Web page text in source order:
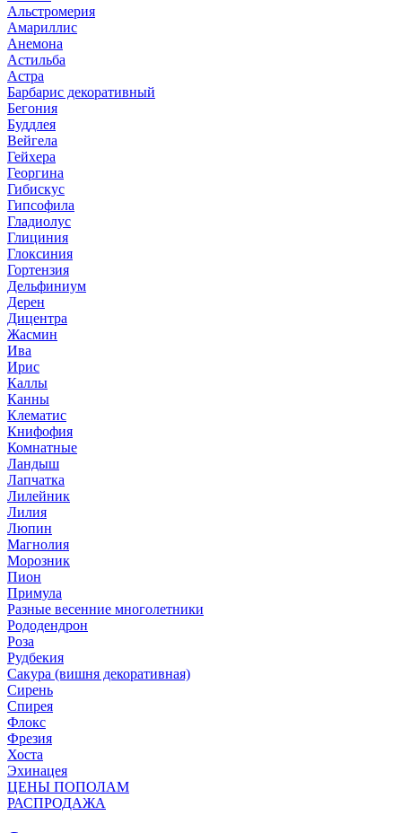
Альстромерия
Амариллис
Анемона
Астильба
Астра
Барбарис декоративный
Бегония
Буддлея
Вейгела
Гейхера
Георгина
Гибискус
Гипсофила
Гладиолус
Глициния
Глоксиния
Гортензия
Дельфиниум
Дерен
Дицентра
Жасмин
Ива
Ирис
Каллы
Канны
Клематис
Книфофия
Комнатные
Ландыш
Лапчатка
Лилейник
Лилия
Люпин
Магнолия
Морозник
Пион
Примула
Разные весенние многолетники
Рододендрон
Роза
Рудбекия
Сакура (вишня декоративная)
Сирень
Спирея
Флокс
Фрезия
Хоста
Эхинацея
ЦЕНЫ ПОПОЛАМ
РАСПРОДАЖА